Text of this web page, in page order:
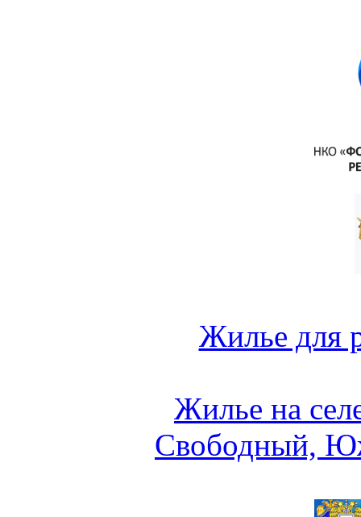
Жилье для
Жилье на
Свободный,